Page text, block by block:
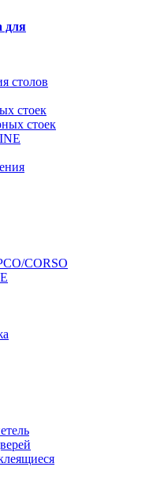
для
столов
стоек
стоек
CORSO